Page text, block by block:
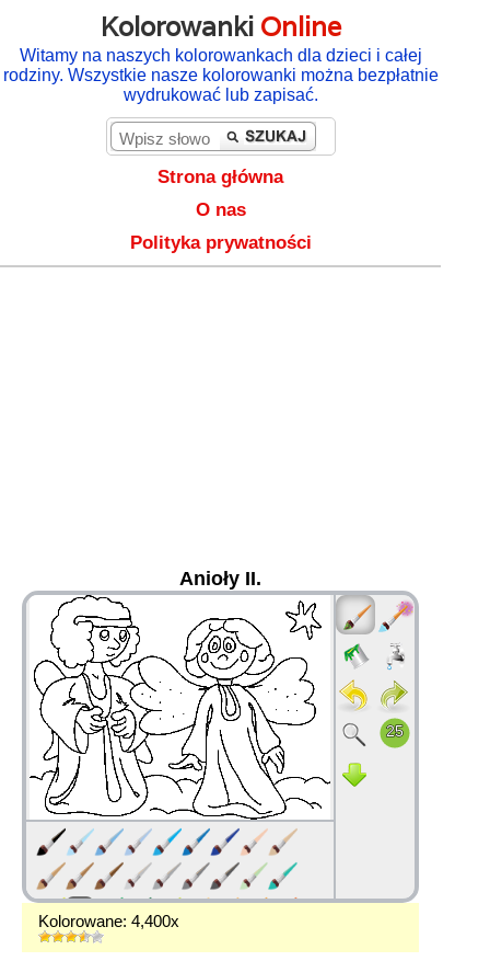
Kolorowanki Online
Witamy na naszych kolorowankach dla dzieci i całej
rodziny. Wszystkie nasze kolorowanki można bezpłatnie
wydrukować lub zapisać.
Strona główna
O nas
Polityka prywatności
Anioły II.
Kolorowane: 4,400x